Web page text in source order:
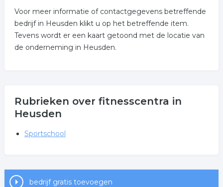
Voor meer informatie of contactgegevens betreffende
bedrijf in Heusden klikt u op het betreffende item.
Tevens wordt er een kaart getoond met de locatie van
de onderneming in Heusden.
Rubrieken over fitnesscentra in
Heusden
Sportschool
bedrijf gratis toevoegen